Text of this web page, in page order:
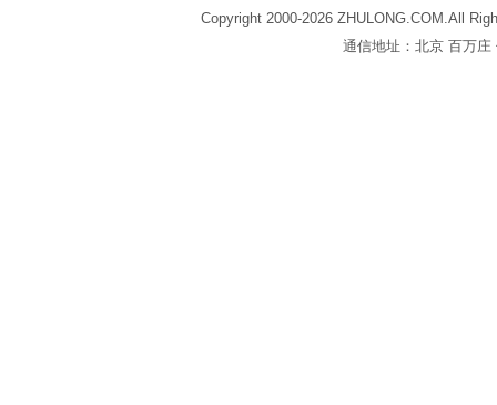
Copyright 2000-2026 ZHULONG.COM.All
通信地址：北京 百万